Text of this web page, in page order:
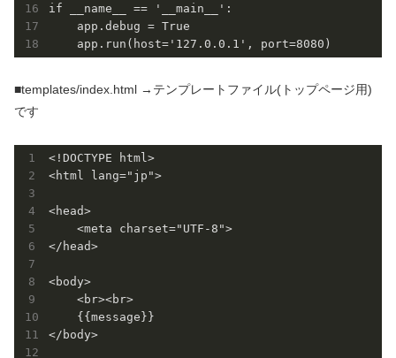
if __name__ == '__main__':
    app.debug = True
    app.run(host='127.0.0.1', port=8080)
■templates/index.html →テンプレートファイル(トップページ用)
です
<!DOCTYPE html>
<html lang="jp">
<head>
    <meta charset="UTF-8">
</head>
<body>
    <br><br>
    {{message}}
</body>